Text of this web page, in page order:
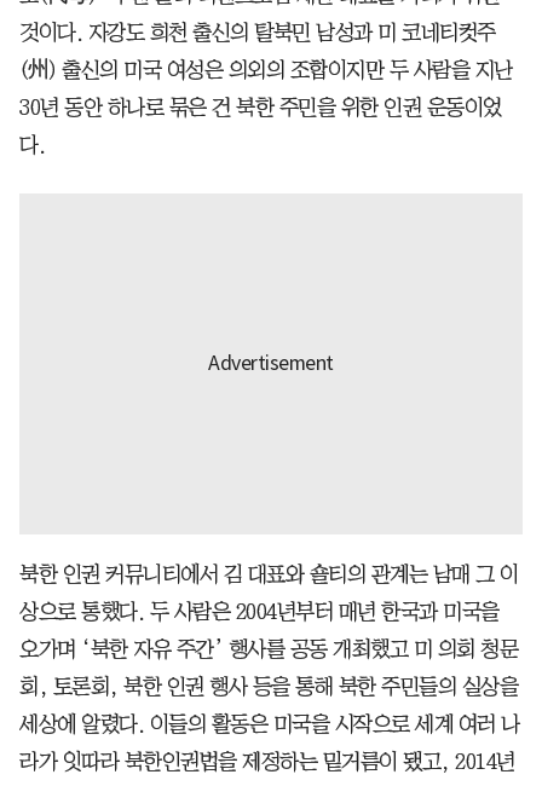
것이다. 자강도 희천 출신의 탈북민 남성과 미 코네티컷주
(州) 출신의 미국 여성은 의외의 조합이지만 두 사람을 지난
30년 동안 하나로 묶은 건 북한 주민을 위한 인권 운동이었
다.
북한 인권 커뮤니티에서 김 대표와 숄티의 관계는 남매 그 이
상으로 통했다. 두 사람은 2004년부터 매년 한국과 미국을
오가며 ‘북한 자유 주간’ 행사를 공동 개최했고 미 의회 청문
회, 토론회, 북한 인권 행사 등을 통해 북한 주민들의 실상을
세상에 알렸다. 이들의 활동은 미국을 시작으로 세계 여러 나
라가 잇따라 북한인권법을 제정하는 밑거름이 됐고, 2014년